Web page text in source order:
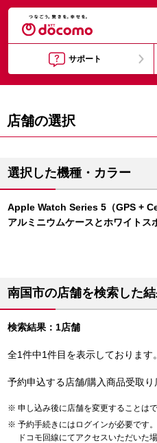
サポート
店舗の選択
選択した機種・カラー
Apple Watch Series 5（GPS +
アルミニウムケースとホワイトス
南国市の店舗を検索した
検索結果：1店舗
全1件中1件目を表示しております
予約申込する店舗/購入商品受取り
申し込み後に店舗を変更することはで
予約手続きにはログインが必要です。
ドコモ回線にてアクセスいただいた